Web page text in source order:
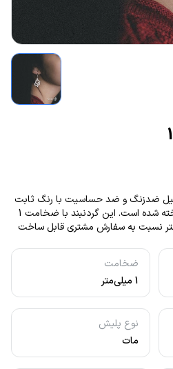
ضخامت
1 میلی‌متر
نوع پلیش
مات
از جنس استیل ضدزنگ و ضد حساسیت با رنگ ثابت
توسط زیورآلات نگار طراحی و ساخته شده است. این گردنبند با ضخامت 1
ابعاد 2.5 تا 4 سانتیمتر نسبت به سفارش مشتری قابل ساخت